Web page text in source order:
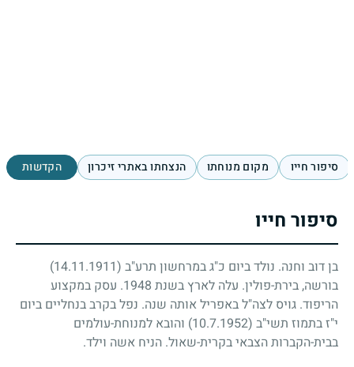
סיפור חייו מקום מנוחתו הנצחתו באתרי זיכרון הקדשות
סיפור חייו
בן דוב וחנה. נולד ביום כ"ג במרחשון תרע"ב (14.11.1911)
בורשה, בירת-פולין. עלה לארץ בשנת 1948. עסק במקצוע
הריפוד. גויס לצה"ל באפריל אותה שנה. נפל בקרב בנחליים ביום
י"ז בתמוז תשי"ב (10.7.1952)
והובא למנוחת-עולמים
בבית-הקברות הצבאי בקרית-שאול. הניח אשה וילד.